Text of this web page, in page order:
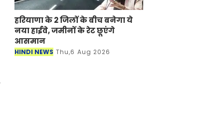
हरियाणा के 2 जिलों के बीच बनेगा ये
नया हाईवे, जमीनों के रेट छूएंगे
आसमान
HINDI NEWS Thu,6 Aug 2026